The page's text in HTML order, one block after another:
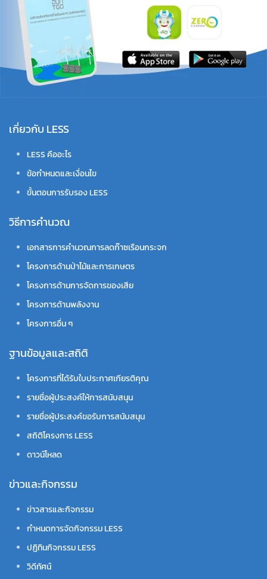
เกี่ยวกับ LESS
LESS คืออะไร
ข้อกำหนดและเงื่อนไข
ขั้นตอนการรับรอง LESS
วิธีการคำนวณ
เอกสารการคำนวณการลดก๊าซเรือนกระจก
โครงการด้านป่าไม้และการเกษตร
โครงการด้านการจัดการของเสีย
โครงการด้านพลังงาน
โครงการอื่น ๆ
ฐานข้อมูลและสถิติ
โครงการที่ได้รับใบประกาศเกียรติคุณ
รายชื่อผู้ประสงค์ให้การสนับสนุน
รายชื่อผู้ประสงค์ขอรับการสนับสนุน
สถิติโครงการ LESS
ดาวน์โหลด
ข่าวและกิจกรรม
ข่าวสารและกิจกรรม
กำหนดการจัดกิจกรรม LESS
ปฏิทินกิจกรรม LESS
วิดีทัศน์